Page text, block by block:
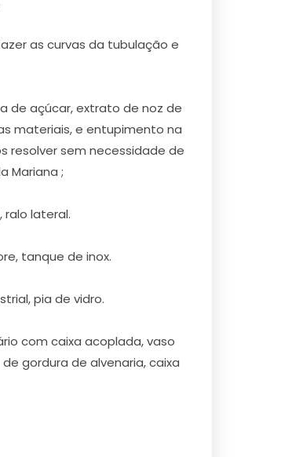
as curvas da tubulação e
de açúcar, extrato de noz de
materiais, e entupimento na
resolver sem necessidade de
Mariana ;
ralo lateral.
tanque de inox.
pia de vidro.
com caixa acoplada, vaso
de gordura de alvenaria, caixa